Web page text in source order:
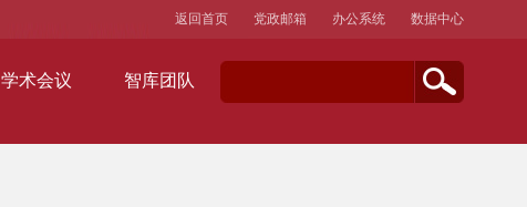
学术会议 智库团队
返回首页 党政邮箱 办公系统 数据中心